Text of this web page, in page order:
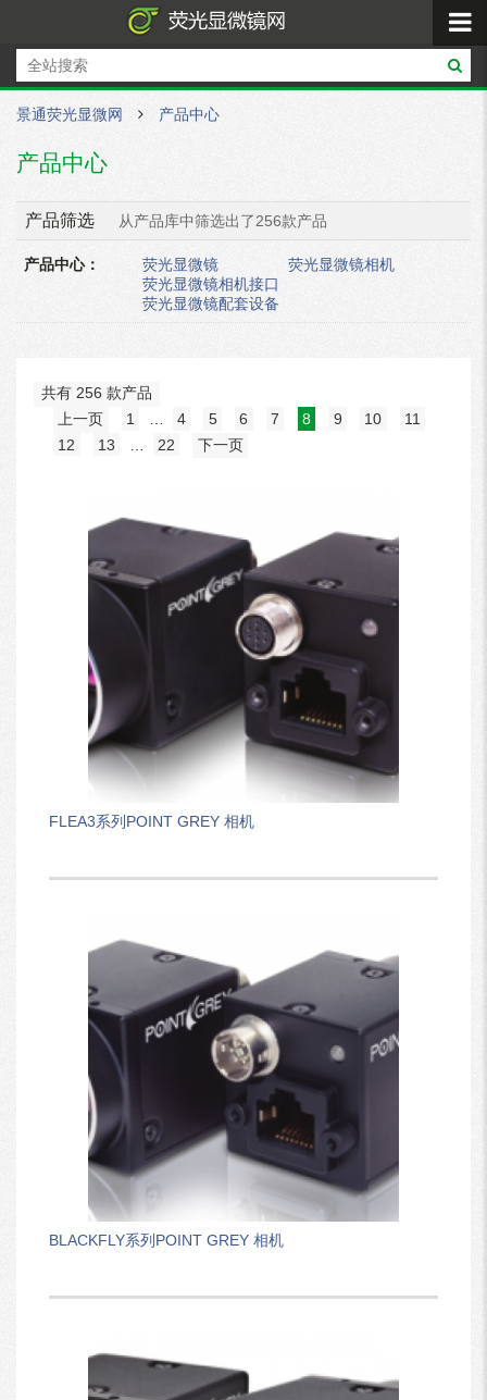
景通荧光显微网 产品中心
产品中心
产品筛选 从产品库中筛选出了256款产品
产品中心： 荧光显微镜
荧光显微镜相机
荧光显微镜相机接口
荧光显微镜配套设备
共有 256 款产品
上一页
1 4 5 6 7 8 9 10
11
12
13 22 下一页
FLEA3系列POINT GREY 相机
BLACKFLY系列POINT GREY 相机